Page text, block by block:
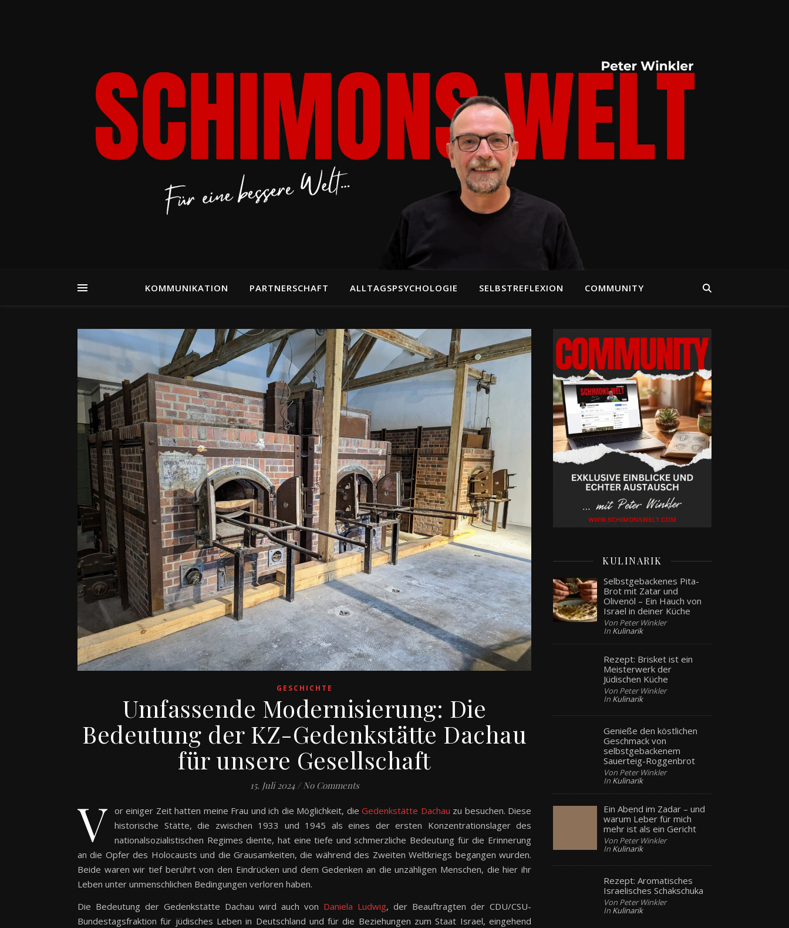
KOMMUNIKATION PARTNERSCHAFT ALLTAGSPSYCHOLOGIE SELBSTREFLEXION COMMUNITY
GESCHICHTE
Umfassende Modernisierung: Die
Bedeutung der KZ-Gedenkstätte Dachau
für unsere Gesellschaft
15. Juli 2024 / No Comments
V or einiger Zeit hatten meine Frau und ich die Möglichkeit, dieGedenkstätte Dachau zu besuchen. Diese
historische Stätte, die zwischen 1933 und 1945 als eines der ersten Konzentrationslager des
nationalsozialistischen Regimes diente, hat eine tiefe und schmerzliche Bedeutung für die Erinnerung
an die Opfer des Holocausts und die Grausamkeiten, die während des Zweiten Weltkriegs begangen wurden.
Beide waren wir tief berührt von den Eindrücken und dem Gedenken an die unzähligen Menschen, die hier ihr
Leben unter unmenschlichen Bedingungen verloren haben.
Die Bedeutung der Gedenkstätte Dachau wird auch von Daniela Ludwig, der Beauftragten der CDU/CSU-
Bundestagsfraktion für jüdisches Leben in Deutschland und für die Beziehungen zum Staat Israel, eingehend
KULINARIK
Selbstgebackenes Pita-
Brot mit Zatar und
Olivenöl – Ein Hauch von
Israel in deiner Küche
Von Peter Winkler
In Kulinarik
Rezept: Brisket ist ein
Meisterwerk der
Jüdischen Küche
Von Peter Winkler
In Kulinarik
Genieße den köstlichen
Geschmack von
selbstgebackenem
Sauerteig-Roggenbrot
Von Peter Winkler
In Kulinarik
Ein Abend im Zadar – und
warum Leber für mich
mehr ist als ein Gericht
Von Peter Winkler
In Kulinarik
Rezept: Aromatisches
Israelisches Schakschuka
Von Peter Winkler
In Kulinarik